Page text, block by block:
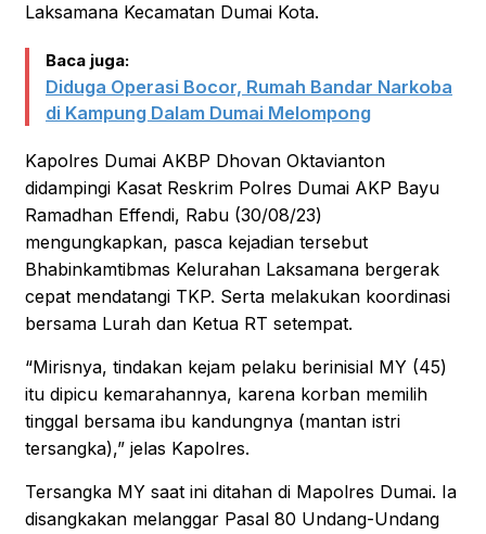
Laksamana Kecamatan Dumai Kota.
Baca juga:
Diduga Operasi Bocor, Rumah Bandar Narkoba
di Kampung Dalam Dumai Melompong
Kapolres Dumai AKBP Dhovan Oktavianton
didampingi Kasat Reskrim Polres Dumai AKP Bayu
Ramadhan Effendi, Rabu (30/08/23)
mengungkapkan, pasca kejadian tersebut
Bhabinkamtibmas Kelurahan Laksamana bergerak
cepat mendatangi TKP. Serta melakukan koordinasi
bersama Lurah dan Ketua RT setempat.
“Mirisnya, tindakan kejam pelaku berinisial MY (45)
itu dipicu kemarahannya, karena korban memilih
tinggal bersama ibu kandungnya (mantan istri
tersangka),” jelas Kapolres.
Tersangka MY saat ini ditahan di Mapolres Dumai. Ia
disangkakan melanggar Pasal 80 Undang-Undang